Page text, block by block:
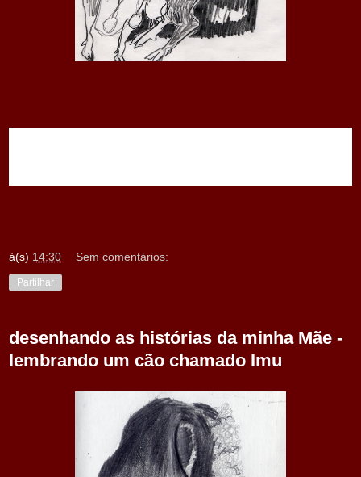
à(s) 14:30 Sem comentários:
Partilhar
desenhando as histórias da minha Mãe -
lembrando um cão chamado Imu